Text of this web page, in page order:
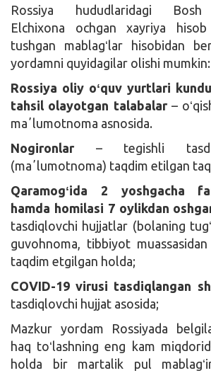
Rossiya hududlaridagi Bosh
Elchixona ochgan xayriya
tushgan mablagʻlar hisobidan
yordamni quyidagilar olishi mumkin:
Rossiya oliy oʻquv yurtlari
tahsil olayotgan talabalar–
maʼlumotnoma asnosida.
Nogironlar – tegishli
(maʼlumotnoma) taqdim etilgan
Qaramogʻida 2 yoshgacha
hamda homilasi 7 oylikdan
tasdiqlovchi hujjatlar (bolaning
guvohnoma, tibbiyot
taqdim etgilgan holda;
COVID-19 virusi tasdiqlangan
tasdiqlovchi hujjat asosida;
Mazkur yordam Rossiyada
haq toʻlashning eng kam
holda bir martalik pul